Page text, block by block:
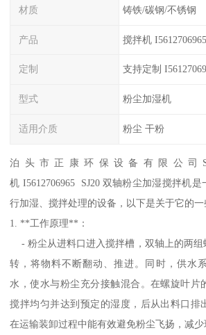
材质 铸铁/碳钢/不锈钢
产品 搅拌机 I5612706965
定制 支持定制
型式 粉尘加湿机
适用介质 粉尘 干粉
泊头市正康环保设备有限公司
机 I5612706965 SJ20 双轴粉尘加湿搅拌机
行加湿、搅拌处理的设备，以下是关于它的一
1. **工作原理**：
- 粉尘从进料口进入搅拌槽，双轴上的两组
转，将物料不断翻动、推进。同时，供水
水，使水与粉尘充分接触混合。在螺旋叶片
搅拌均匀并达到预定的湿度，后从出料口排
在运输装卸过程中能有效避免粉尘飞扬，减少